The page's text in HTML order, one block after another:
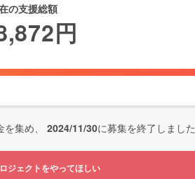
の支援総額
円
を集め、 2024/11/30に募集を終了しました
ジェクトをやってほしい